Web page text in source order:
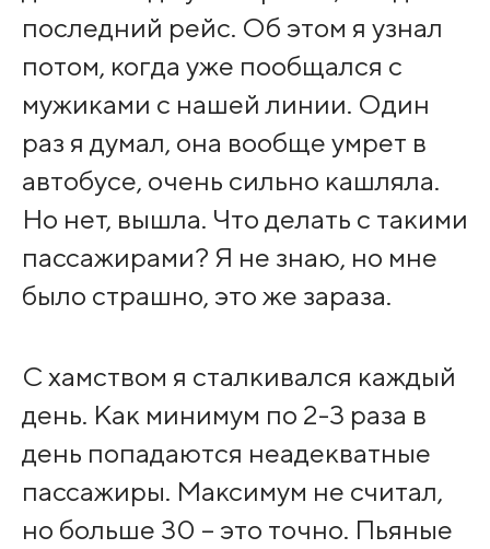
последний рейс. Об этом я узнал
потом, когда уже пообщался с
мужиками с нашей линии. Один
раз я думал, она вообще умрет в
автобусе, очень сильно кашляла.
Но нет, вышла. Что делать с такими
пассажирами? Я не знаю, но мне
было страшно, это же зараза.
С хамством я сталкивался каждый
день. Как минимум по 2-3 раза в
день попадаются неадекватные
пассажиры. Максимум не считал,
но больше 30 – это точно. Пьяные